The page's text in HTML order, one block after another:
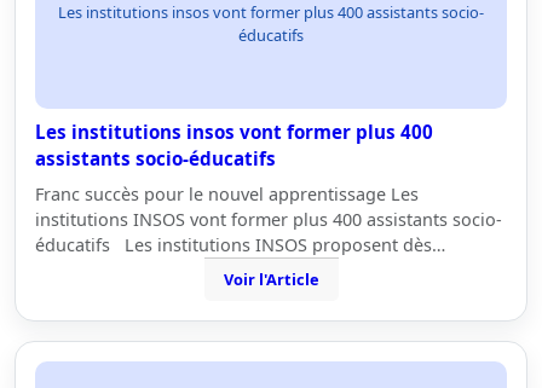
Les institutions insos vont former plus 400 assistants socio-
éducatifs
Les institutions insos vont former plus 400
assistants socio-éducatifs
Franc succès pour le nouvel apprentissage Les
institutions INSOS vont former plus 400 assistants socio-
éducatifs Les institutions INSOS proposent dès…
Voir l'Article